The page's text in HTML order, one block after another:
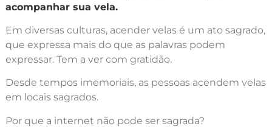
acompanhar sua vela.
Em diversas culturas, acender velas é um ato sagrado,
que expressa mais do que as palavras podem
expressar. Tem a ver com gratidão.
Desde tempos imemoriais, as pessoas acendem velas
em locais sagrados.
Por que a internet não pode ser sagrada?